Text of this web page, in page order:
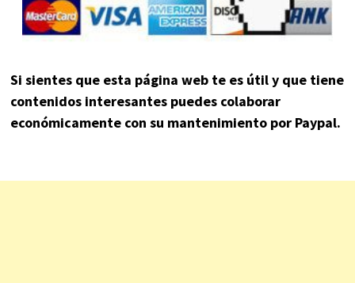
Si sientes que esta página web te es útil y que tiene
contenidos interesantes puedes colaborar
económicamente con su mantenimiento por Paypal.